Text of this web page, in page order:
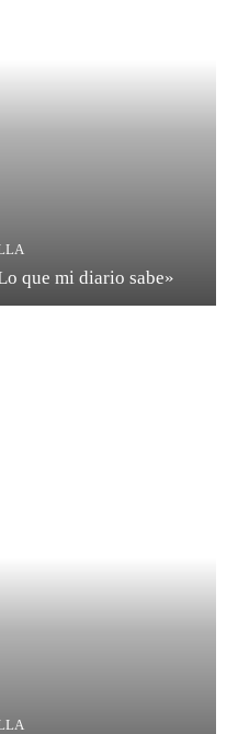
que mi diario sabe»